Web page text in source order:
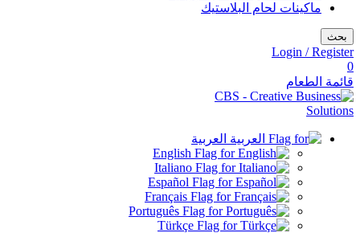
ماكينات لحام البلاستيك
بحث
Login / Register
0
قائمة الطعام
العربية
English
Italiano
Español
Français
Português
Türkçe